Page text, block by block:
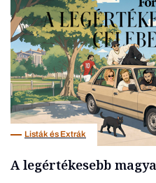
Listák és Extrák
A legértékesebb